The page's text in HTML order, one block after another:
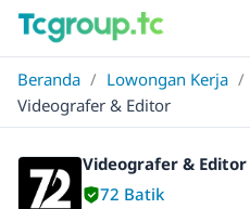
Beranda / Lowongan Kerja /
Videografer & Editor
Videografer & Editor
72 Batik